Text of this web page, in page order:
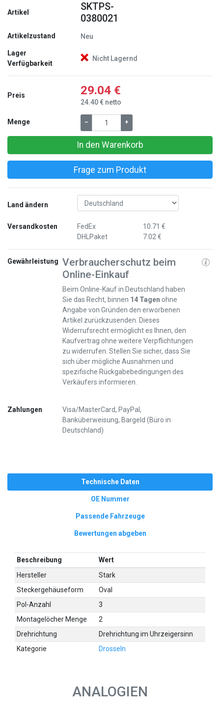
Artikel
SKTPS-
0380021
Artikelzustand Neu
Lager
Verfügbarkeit
Nicht Lagernd
Preis 29.04 €
24.40 € netto
Menge – +
In den Warenkorb
Frage zum Produkt
Land ändern
Versandkosten
FedEx
DHLPaket
10.71 €
7.02 €
Gewährleistung Verbraucherschutz beim
Online-Einkauf
Beim Online-Kauf in Deutschland haben
Sie das Recht, binnen 14 Tagen ohne
Angabe von Gründen den erworbenen
Artikel zurückzusenden. Dieses
Widerrufsrecht ermöglicht es Ihnen, den
Kaufvertrag ohne weitere Verpflichtungen
zu widerrufen. Stellen Sie sicher, dass Sie
sich über mögliche Ausnahmen und
spezifische Rückgabebedingungen des
Verkäufers informieren.
Zahlungen
Visa/MasterCard, PayPal,
Banküberweisung, Bargeld (Büro in
Deutschland)
Technische Daten
OE Nummer
Passende Fahrzeuge
Bewertungen abgeben
Beschreibung
Wert
Hersteller
Stark
Steckergehäuseform
Oval
Pol-Anzahl
3
Montagelöcher Menge
2
Drehrichtung
Drehrichtung im Uhrzeigersinn
Kategorie
Drosseln
ANALOGIEN